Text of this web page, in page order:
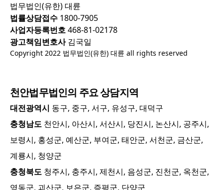
법무법인(유한) 대륜
법률상담접수 1800-7905
사업자등록번호468-81-02178
광고책임변호사김국일
Copyright 2022 법무법인(유한) 대륜 all rights reserved
천안법무법인의 주요 상담지역
대전광역시 동구, 중구, 서구, 유성구, 대덕구
충청남도 천안시, 아산시, 서산시, 당진시, 논산시, 공주시,
보령시, 홍성군, 예산군, 부여군, 태안군, 서천군, 금산군,
계룡시, 청양군
충청북도 청주시, 충주시, 제천시, 음성군, 진천군, 옥천군,
영동군, 괴산군, 보은군, 증평군, 단양군